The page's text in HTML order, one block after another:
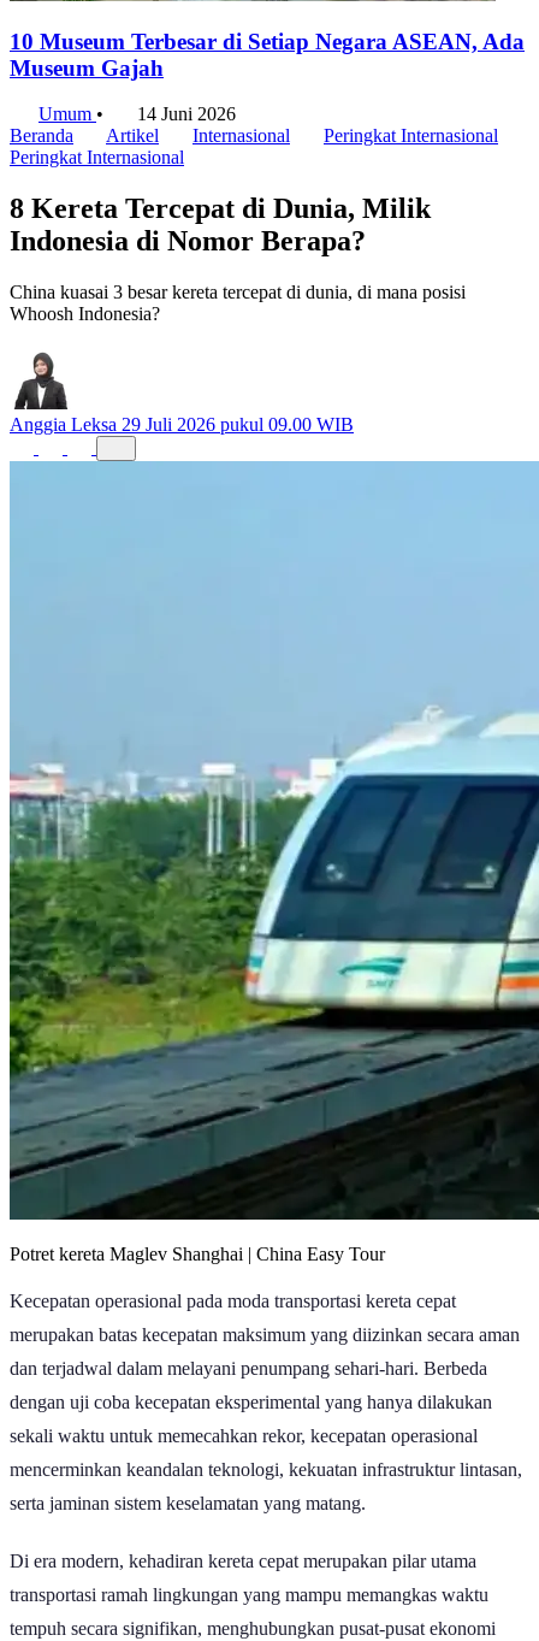
10 Museum Terbesar di Setiap Negara ASEAN, Ada
Museum Gajah
Umum •
14 Juni 2026
Beranda
Artikel Internasional
Peringkat Internasional
Peringkat Internasional
8 Kereta Tercepat di Dunia, Milik
Indonesia di Nomor Berapa?
China kuasai 3 besar kereta tercepat di dunia, di mana posisi
Whoosh Indonesia?
Anggia Leksa 29 Juli 2026 pukul 09.00 WIB
Potret kereta Maglev Shanghai | China Easy Tour
Kecepatan operasional pada moda transportasi kereta cepat
merupakan batas kecepatan maksimum yang diizinkan secara aman
dan terjadwal dalam melayani penumpang sehari-hari. Berbeda
dengan uji coba kecepatan eksperimental yang hanya dilakukan
sekali waktu untuk memecahkan rekor, kecepatan operasional
mencerminkan keandalan teknologi, kekuatan infrastruktur lintasan,
serta jaminan sistem keselamatan yang matang.
Di era modern, kehadiran kereta cepat merupakan pilar utama
transportasi ramah lingkungan yang mampu memangkas waktu
tempuh secara signifikan, menghubungkan pusat-pusat ekonomi